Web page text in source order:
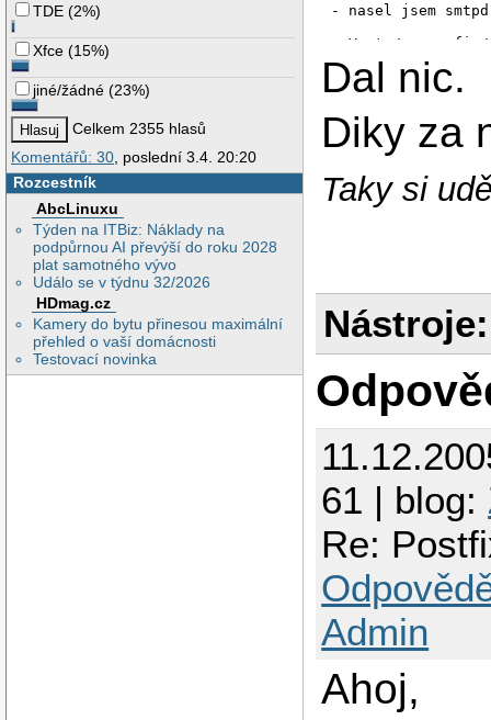
TDE (2%)
Xfce (15%)
jiné/žádné (23%)
Celkem 2355 hlasů
Komentářů: 30 , poslední 3.4. 20:20
Rozcestník
AbcLinuxu
Týden na ITBiz: Náklady na
podpůrnou AI převýší do roku 2028
plat samotného vývo
Událo se v týdnu 32/2026
HDmag.cz
Kamery do bytu přinesou maximální
přehled o vaší domácnosti
Testovací novinka
- nasel jsem
- V etc/
- v etc/pam.d/
-V etc/dovecot
default_mail_env
auth_userdb =
auth_passdb =
connect =
password_query =
Dal nic.
Diky za
Taky si
Nástroje:
61 | blog:
Re:
Admin
Ahoj,